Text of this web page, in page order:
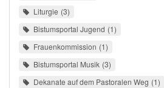
Liturgie 3
Bistumsportal Jugend 1
Frauenkommission 1
Bistumsportal Musik 3
Dekanate auf dem Pastoralen Weg 1